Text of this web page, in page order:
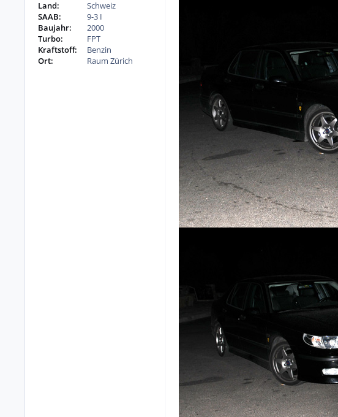
Land:
Schweiz
SAAB:
9-3 I
Baujahr:
2000
Turbo:
FPT
Kraftstoff:
Benzin
Ort:
Raum Zürich